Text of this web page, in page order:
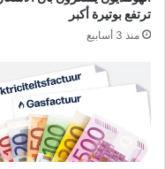
ترتفع بوتيرة أكبر
منذ 3 أسابيع